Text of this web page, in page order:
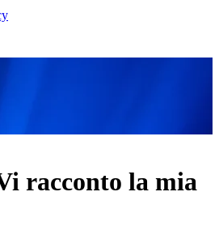
racconto la mia